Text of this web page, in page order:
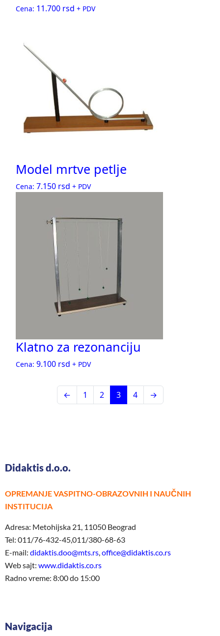
Cena: 11.700 rsd + PDV
Model mrtve petlje
Cena: 7.150 rsd + PDV
Klatno za rezonanciju
Cena: 9.100 rsd + PDV
← 1 2 3 4 →
Didaktis d.o.o.
OPREMANJE VASPITNO-OBRAZOVNIH I NAUČNIH
INSTITUCIJA
Adresa: Metohijska 21, 11050 Beograd
Tel: 011/76-432-45,011/380-68-63
E-mail: didaktis.doo@mts.rs office@didaktis.co.rs
Web sajt: www.didaktis.co.rs
Radno vreme: 8:00 do 15:00
Navigacija